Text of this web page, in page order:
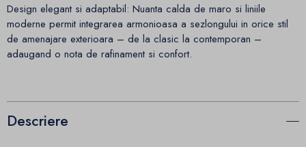
Design elegant si adaptabil: Nuanta calda de maro si liniile
moderne permit integrarea armonioasa a sezlongului in orice stil
de amenajare exterioara – de la clasic la contemporan –
adaugand o nota de rafinament si confort.
Descriere